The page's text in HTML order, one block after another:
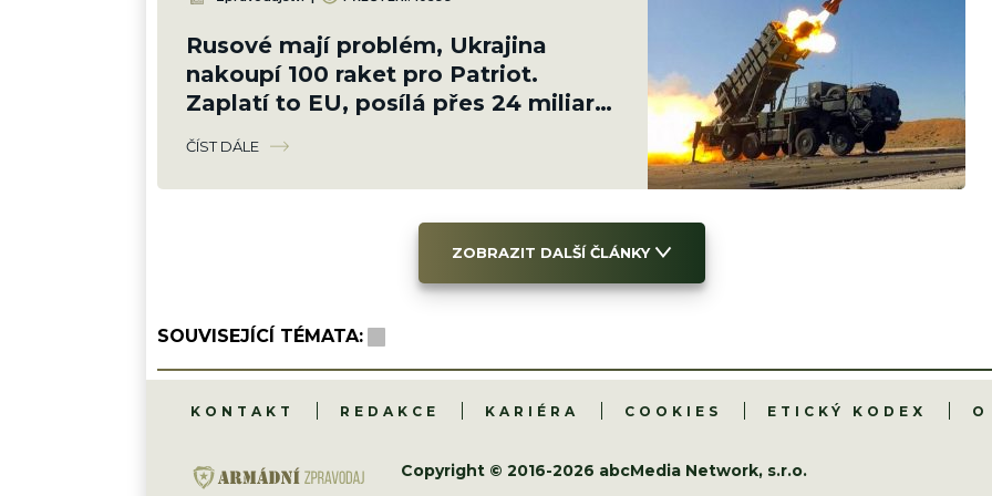
Rusové mají problém, Ukrajina
nakoupí 100 raket pro Patriot.
Zaplatí to EU, posílá přes 24 miliard
Kč
ČÍST DÁLE
ZOBRAZIT DALŠÍ ČLÁNKY
SOUVISEJÍCÍ TÉMATA:
KONTAKT REDAKCE KARIÉRA COOKIES ETICKÝ KODEX
Copyright © 2016-2026 abcMedia Network, s.r.o.